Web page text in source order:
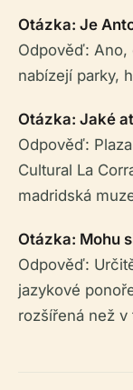
Otázka: Je
Odpověď: Ano,
nabízejí parky,
Otázka: Jaké
Odpověď:
Cultural La
madridská
Otázka: Mohu
Odpověď:
jazykové
rozšířená než